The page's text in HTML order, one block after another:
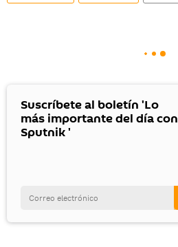
Suscríbete al boletín 'Lo
más importante del día con
Sputnik '